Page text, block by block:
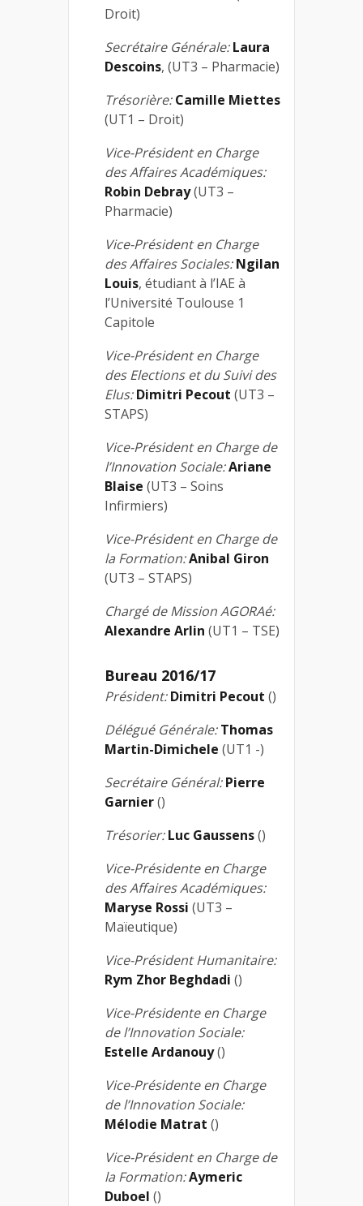
Droit)
Secrétaire Générale: Laura
Descoins, (UT3 – Pharmacie)
Trésorière: Camille Miettes
(UT1 – Droit)
Vice-Président en Charge
des Affaires Académiques:
Robin Debray(UT3 –
Pharmacie)
Vice-Président en Charge
des Affaires Sociales: Ngilan
Louis, étudiant à l’IAE à
l’Université Toulouse 1
Capitole
Vice-Président en Charge
des Elections et du Suivi des
Elus: Dimitri Pecout (UT3 –
STAPS)
Vice-Président en Charge de
l’Innovation Sociale:Ariane
Blaise (UT3 – Soins
Infirmiers)
Vice-Président en Charge de
la Formation:Anibal Giron
(UT3 – STAPS)
Chargé de Mission AGORAé:
Alexandre Arlin (UT1 – TSE)
Bureau 2016/17
Président: Dimitri Pecout ()
Délégué Générale: Thomas
Martin-Dimichele (UT1 -)
Secrétaire Général: Pierre
Garnier()
Trésorier: Luc Gaussens()
Vice-Présidente en Charge
des Affaires Académiques:
Maryse Rossi (UT3 –
Maïeutique)
Vice-Président Humanitaire:
Rym Zhor Beghdadi ()
Vice-Présidente en Charge
de l’Innovation Sociale:
Estelle Ardanouy()
Vice-Présidente en Charge
de l’Innovation Sociale:
Mélodie Matrat ()
Vice-Président en Charge de
la Formation:Aymeric
Duboel ()